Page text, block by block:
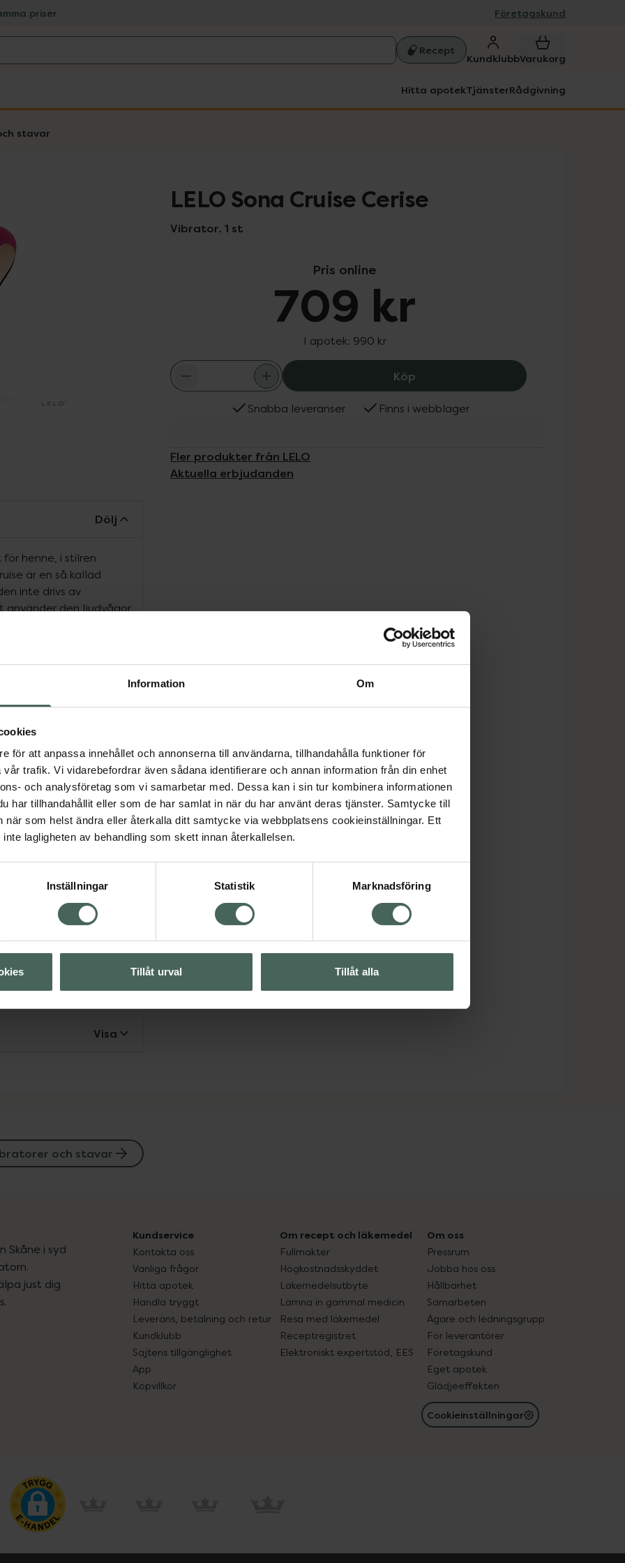
Information Om
för att anpassa innehållet och annonserna till användarna, tillhandahålla funktioner för
trafik. Vi vidarebefordrar även sådana identifierare och annan information från din enhet
och analysföretag som vi samarbetar med. Dessa kan i sin tur kombinera informationen
har tillhandahållit eller som de har samlat in när du har använt deras tjänster. Samtycke till
när som helst ändra eller återkalla ditt samtycke via webbplatsens cookieinställningar. Ett
lagligheten av behandling som skett innan återkallelsen.
Inställningar Statistik Marknadsföring
Tillåt urval Tillåt alla
priser Företagskund
Recept
KundklubbVarukorg
Hitta apotekTjänsterRådgivning
stavar
LELO Sona Cruise Cerise
Vibrator. 1 st
Pris online
709 kr
I apotek: 990 kr
Köp LELO Sona Cruise Cerise, 709 kr.
Snabba leveranser Finns i webblager
Fler produkter från LELO
Aktuella erbjudanden
Dölj
för henne, i stilren
är en så kallad
inte drivs av
använder den ljudvågor
inte bara den yttre
ny sorts orgasm
klimax efter en
har en tendens att
Cruise stimulerar
vilket gör att man kan
obehag och behöva
knappar som
samt åtta olika lägen
och superlätt
vilket gör den
för duschen eller
matt
Li-Jon 530mA
1hStandby: upp
dBReglage: knapps
stavar
Visa
och stavar
Skåne i syd
just dig
Kundservice
Kontakta oss
Vanliga frågor
Hitta apotek
Handla tryggt
Leverans, betalning och retur
Kundklubb
Sajtens tillgänglighet
App
Köpvillkor
Om recept och läkemedel
Fullmakter
Högkostnadsskyddet
Läkemedelsutbyte
Lämna in gammal medicin
Resa med läkemedel
Receptregistret
Elektroniskt expertstöd, EES
Om oss
Pressrum
Jobba hos oss
Hållbarhet
Samarbeten
Ägare och ledningsgrupp
För leverantörer
Företagskund
Eget apotek
Glädjeeffekten
Cookieinställningar